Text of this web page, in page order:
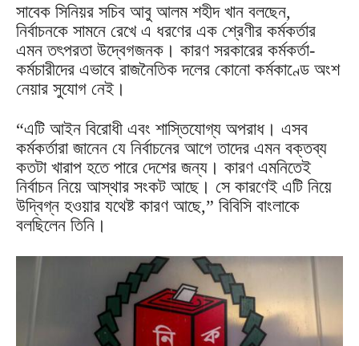
সাবেক সিনিয়র সচিব আবু আলম শহীদ খান বলছেন,
নির্বাচনকে সামনে রেখে এ ধরণের এক শ্রেণীর কর্মকর্তার
এমন তৎপরতা উদ্বেগজনক। কারণ সরকারের কর্মকর্তা-
কর্মচারীদের এভাবে রাজনৈতিক দলের কোনো কর্মকাণ্ডে অংশ
নেয়ার সুযোগ নেই।
“এটি আইন বিরোধী এবং শাস্তিযোগ্য অপরাধ। এসব
কর্মকর্তারা জানেন যে নির্বাচনের আগে তাদের এমন বক্তব্য
কতটা খারাপ হতে পারে দেশের জন্য। কারণ এমনিতেই
নির্বাচন নিয়ে আস্থার সংকট আছে। সে কারণেই এটি নিয়ে
উদ্বিগ্ন হওয়ার যথেষ্ট কারণ আছে,” বিবিসি বাংলাকে
বলছিলেন তিনি।